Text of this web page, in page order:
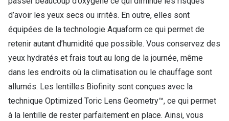
d’avoir les yeux secs ou irrités. En outre, elles sont
équipées de la technologie Aquaform ce qui permet de
retenir autant d’humidité que possible. Vous conservez des
yeux hydratés et frais tout au long de la journée, même
dans les endroits où la climatisation ou le chauffage sont
allumés. Les lentilles Biofinity sont conçues avec la
technique Optimized Toric Lens Geometry™, ce qui permet
à la lentille de rester parfaitement en place. Ainsi, vous